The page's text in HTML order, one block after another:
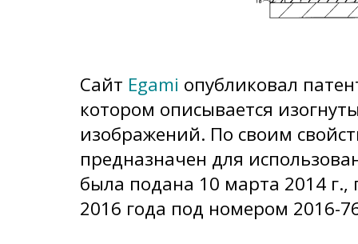
Сайт Egami опубликовал
котором описывается
изображений. По своим
предназначен для
была подана 10 марта 2014
2016 года под номером 2016-